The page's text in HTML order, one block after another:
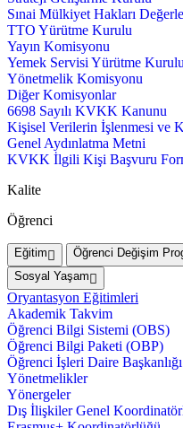
Sınai Mülkiyet Hakları
TTO Yürütme Kurulu
Yayın Komisyonu
Yemek Servisi Yürütme Kurulu
Yönetmelik Komisyonu
Diğer Komisyonlar
6698 Sayılı KVKK Kanunu
Kişisel Verilerin İşlenmesi ve
Genel Aydınlatma Metni
KVKK İlgili Kişi Başvuru
Kalite
Öğrenci
Eğitim Öğrenci Değişim
Sosyal Yaşam
Oryantasyon Eğitimleri
Akademik Takvim
Öğrenci Bilgi Sistemi (OBS)
Öğrenci Bilgi Paketi (OBP)
Öğrenci İşleri Daire Başkanlığı
Yönetmelikler
Yönergeler
Dış İlişkiler Genel